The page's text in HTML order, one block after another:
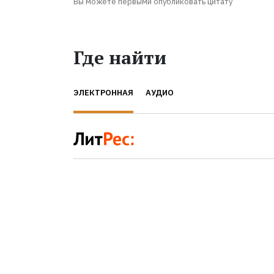
Где найти
ЭЛЕКТРОННАЯ АУДИО